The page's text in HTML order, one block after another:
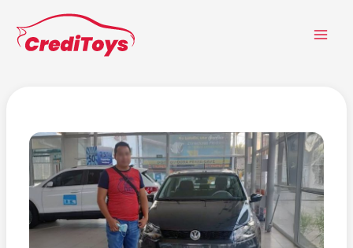
contenido
de
entradas